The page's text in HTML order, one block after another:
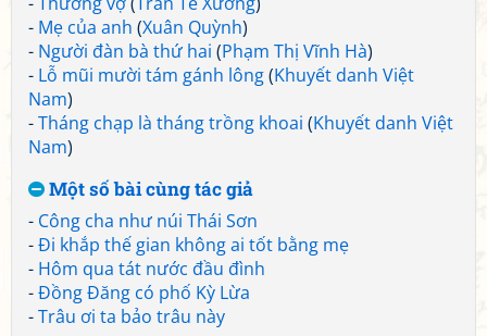
- Mẹ của anh (Xuân Quỳnh)
- Người đàn bà thứ hai (Phạm Thị Vĩnh Hà)
- Lỗ mũi mười tám gánh lông(Khuyết danh Việt
Nam)
-Tháng chạp là tháng trồng khoai (Khuyết danh Việt
Nam)
Một số bài cùng tác giả
- Công cha như núi Thái Sơn
-Đi khắp thế gian không ai tốt bằng mẹ
- Hôm qua tát nước đầu đình
-Đồng Đăng có phố Kỳ Lừa
-Trâu ơi ta bảo trâu này